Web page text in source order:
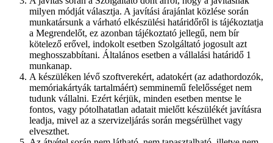
milyen módját választja. A javítási árajánlat közlése során
munkatársunk a várható elkészülési határidőről is tájékoztatja
a Megrendelőt, ez azonban tájékoztató jellegű, nem bír
kötelező erővel, indokolt esetben Szolgáltató jogosult azt
meghosszabbítani. Általános esetben a vállalási határidő 1
munkanap.
A készüléken lévő szoftverekért, adatokért (az adathordozók,
memóriakártyák tartalmáért) semminemű felelősséget nem
tudunk vállalni. Ezért kérjük, minden esetben mentse le
fontos, vagy pótolhatatlan adatait mielőtt készülékét javításra
leadja, mivel az a szervizeljárás során megsérülhet vagy
elveszthet.